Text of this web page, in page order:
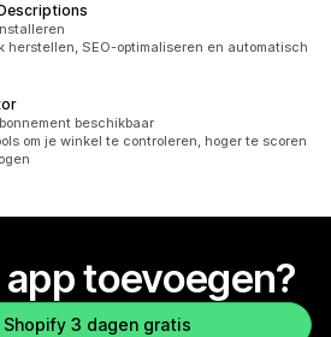
herstellen, SEO-optimaliseren en automatisch
beschikbaar
om je winkel te controleren, hoger te scoren
toevoegen?
Shopify 3 dagen gratis